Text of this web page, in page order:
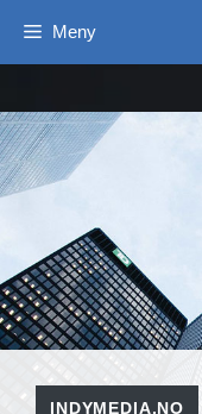
Meny
INDYMEDIA.NO